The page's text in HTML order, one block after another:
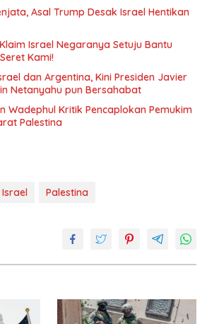
Asal Trump Desak Israel Hentikan
Israel Negaranya Setuju Bantu
Kami!
dan Argentina, Kini Presiden Javier
Netanyahu pun Bersahabat
Wadephul Kritik Pencaplokan Pemukim
Palestina
Israel Palestina